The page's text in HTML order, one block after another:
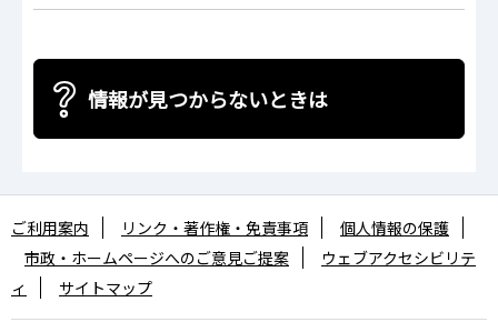
情報が見つからないときは
ご利用案内 リンク・著作権・免責事項
個人情報の保護
市政・ホームページへのご意見ご提案
ウェブアクセシビリテ
ィ
サイトマップ